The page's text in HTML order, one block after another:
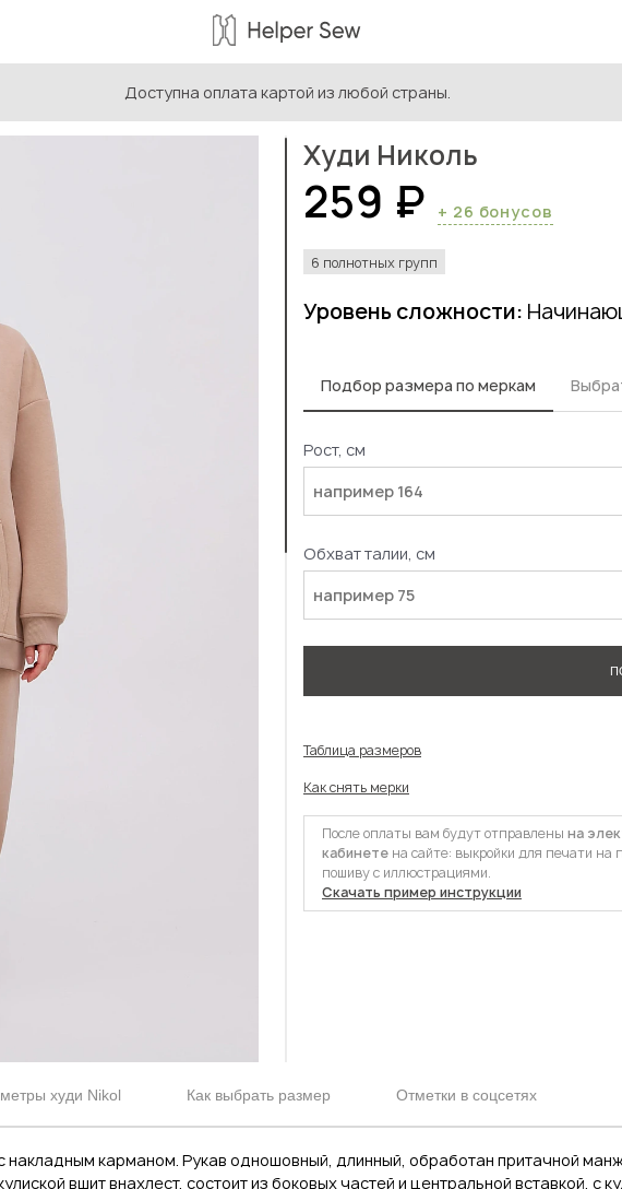
Доступна оплата картой из любой страны.
Выкройки женской одежды / Выкройки худи, свитшотов и свитеров
Худи Николь
259 ₽ + 26 бонусов
6 полнотных групп
Уровень сложности:
Подбор размера по меркам
Рост, см
Обхват талии, см
Таблица размеров
Как снять мерки
После оплаты вам будут отправлены на
кабинете на сайте: выкройки для печати на
пошиву с иллюстрациями.
Скачать пример инструкции
худи Nikol Как выбрать размер Отметки в соцсетях
карманом. Рукав одношовный, длинный, обработан притачной
вшит внахлест, состоит из боковых частей и центральной вставкой, с